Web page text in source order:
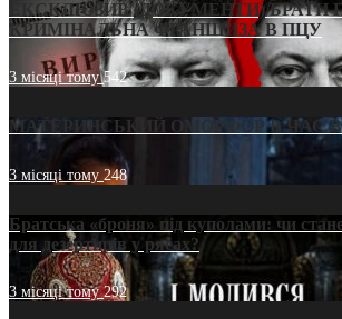
ЕКСКЛЮЗИВ (ДОКУМЕНТИ)/БРАТИ
КРИМІНАЛЬНА ФРАНШИЗА В ПЦУ
3 місяці тому542
МАТЕРИНСЬКИЙ ОМОРФОР В ЧАС
3 місяці тому248
Братська «броня» під куполами: чи
для дезертирів у рясах?
3 місяці тому292